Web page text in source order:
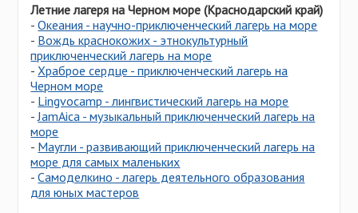
Летние лагеря на Черном море (Краснодарский край)
-Океания - научно-приключенческий лагерь на море
- Вождь краснокожих - этнокультурный
приключенческий лагерь на море
- Храброе сердце - приключенческий лагерь на
Черном море
- Lingvocamp - лингвистический лагерь на море
-JamAica - музыкальный приключенческий лагерь на
море
- Маугли - развивающий приключенческий лагерь на
море для самых маленьких
-Самоделкино - лагерь деятельного образования
для юных мастеров